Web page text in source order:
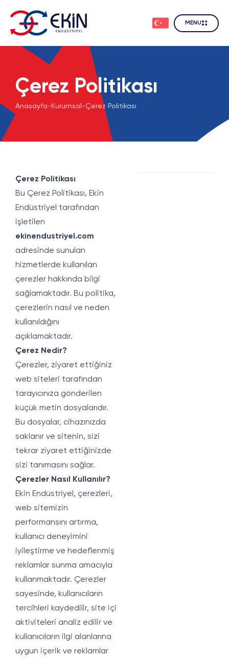
MENU
Çerez Politikası
Anasayfa- Kurumsal -Çerez Politikası
Çerez Politikası
Bu Çerez Politikası, Ekin
Endüstriyel tarafından
işletilen
ekinendustriyel.com
adresinde sunulan
hizmetlerde kullanılan
çerezler hakkında bilgi
sağlamaktadır. Bu politika,
çerezlerin nasıl ve neden
kullanıldığını
açıklamaktadır.
Çerez Nedir?
Çerezler, ziyaret ettiğiniz
web siteleri tarafından
tarayıcınıza gönderilen
küçük metin dosyalarıdır.
Bu dosyalar, cihazınızda
saklanır ve sitenin, sizi
tekrar ziyaret ettiğinizde
sizi tanımasını sağlar.
Çerezler Nasıl Kullanılır?
Ekin Endüstriyel, çerezleri,
web sitemizin
performansını artırma,
kullanıcı deneyimini
iyileştirme ve hedeflenmiş
reklamlar sunma amacıyla
kullanmaktadır. Çerezler
sayesinde, kullanıcıların
tercihleri kaydedilir, site içi
aktiviteleri analiz edilir ve
kullanıcıların ilgi alanlarına
uygun içerik ve reklamlar